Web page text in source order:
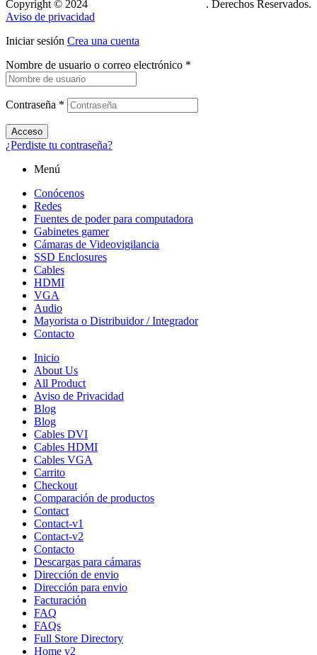
Copyright © 2024
. Derechos Reservados.
Aviso de privacidad
Iniciar sesión Crea una cuenta
Nombre de usuario o correo electrónico *
Contraseña *
Acceso
¿Perdiste tu contraseña?
Menú
Conócenos
Redes
Fuentes de poder para computadora
Gabinetes gamer
Cámaras de Videovigilancia
SSD Enclosures
Cables
HDMI
VGA
Audio
Mayorista o Distribuidor / Integrador
Contacto
Inicio
About Us
All Product
Aviso de Privacidad
Blog
Blog
Cables DVI
Cables HDMI
Cables VGA
Carrito
Checkout
Comparación de productos
Contact
Contact-v1
Contact-v2
Contacto
Descargas para cámaras
Dirección de envio
Dirección para envio
Facturación
FAQ
FAQs
Full Store Directory
Home v2